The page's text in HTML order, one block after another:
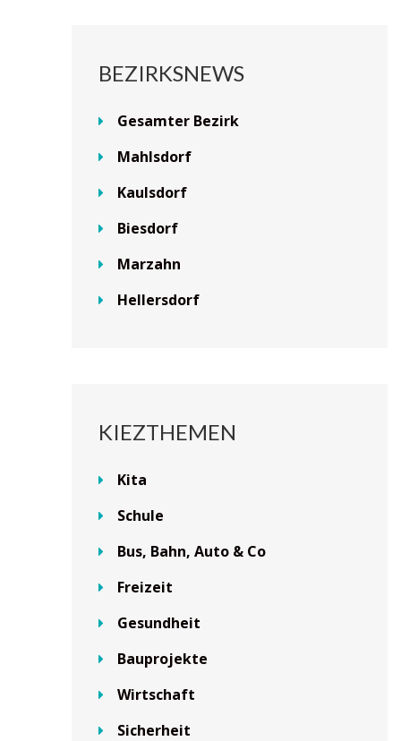
BEZIRKSNEWS
Gesamter Bezirk
Mahlsdorf
Kaulsdorf
Biesdorf
Marzahn
Hellersdorf
KIEZTHEMEN
Kita
Schule
Bus, Bahn, Auto & Co
Freizeit
Gesundheit
Bauprojekte
Wirtschaft
Sicherheit